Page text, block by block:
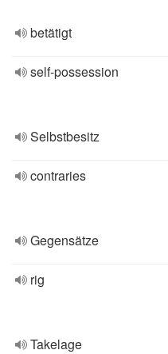
betätigt
self-possession
Selbstbesitz
contraries
Gegensätze
rig
Takelage